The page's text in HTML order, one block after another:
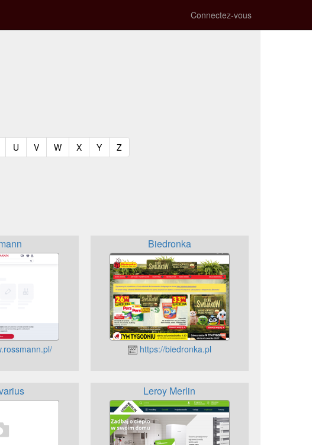
Connectez-vous
U (current)
V(current)
W(current)
X(current)
Y(current)
Z(current)
Biedronka
https://biedronka.pl
Leroy Merlin